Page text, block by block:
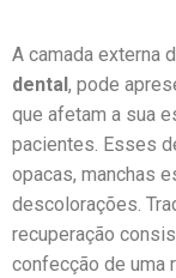
A camada externa
dental , pode
que afetam a sua
pacientes. Esses
opacas, manchas
descolorações.
recuperação
confecção de uma